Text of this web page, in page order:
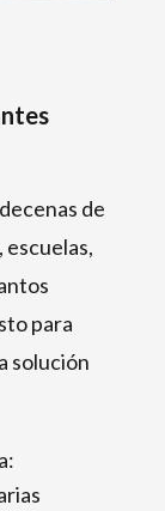
de
para
solución